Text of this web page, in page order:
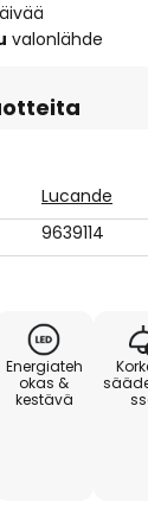
valonlähde
Lucande
9639114
Energiateh
okas &
kestävä